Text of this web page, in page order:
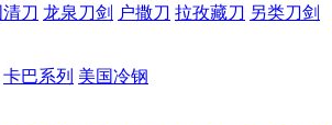
刀 龙泉刀剑 户撒刀 拉孜藏刀 另类刀剑
卡巴系列 美国冷钢